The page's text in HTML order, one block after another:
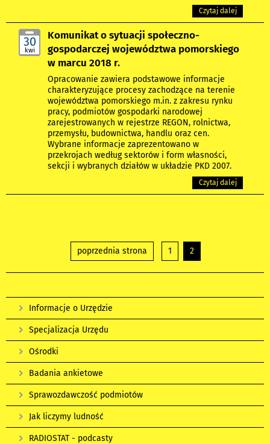
Czytaj dalej
30
kwi
Komunikat o sytuacji społeczno-
gospodarczej województwa pomorskiego
w marcu 2018 r.
Opracowanie zawiera podstawowe informacje
charakteryzujące procesy zachodzące na terenie
województwa pomorskiego m.in. z zakresu rynku
pracy, podmiotów gospodarki narodowej
zarejestrowanych w rejestrze REGON, rolnictwa,
przemysłu, budownictwa, handlu oraz cen.
Wybrane informacje zaprezentowano w
przekrojach według sektorów i form własności,
sekcji i wybranych działów w układzie PKD 2007.
Czytaj dalej
poprzednia strona 1 2
Informacje o Urzędzie
Specjalizacja Urzędu
Ośrodki
Badania ankietowe
Sprawozdawczość podmiotów
Jak liczymy ludność
RADIOSTAT - podcasty